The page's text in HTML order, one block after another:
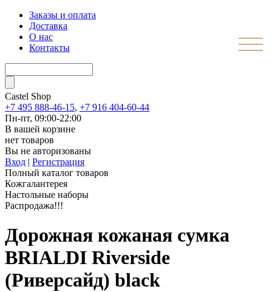
Заказы и оплата
Доставка
О нас
Контакты
Castel Shop
+7 495 888-46-15, +7 916 404-60-44
Пн-пт, 09:00-22:00
В вашей корзине
нет товаров
Вы не авторизованы
Вход | Регистрация
Полный каталог товаров
Кожгалантерея
Настольные наборы
Распродажа!!!
Дорожная кожаная сумка
BRIALDI Riverside
(Риверсайд) black